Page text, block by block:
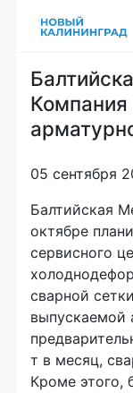
Компания
05 сентября
Балтийская
октябре
сервисного
сварной
выпускаемой
т в месяц,
Кроме этого,